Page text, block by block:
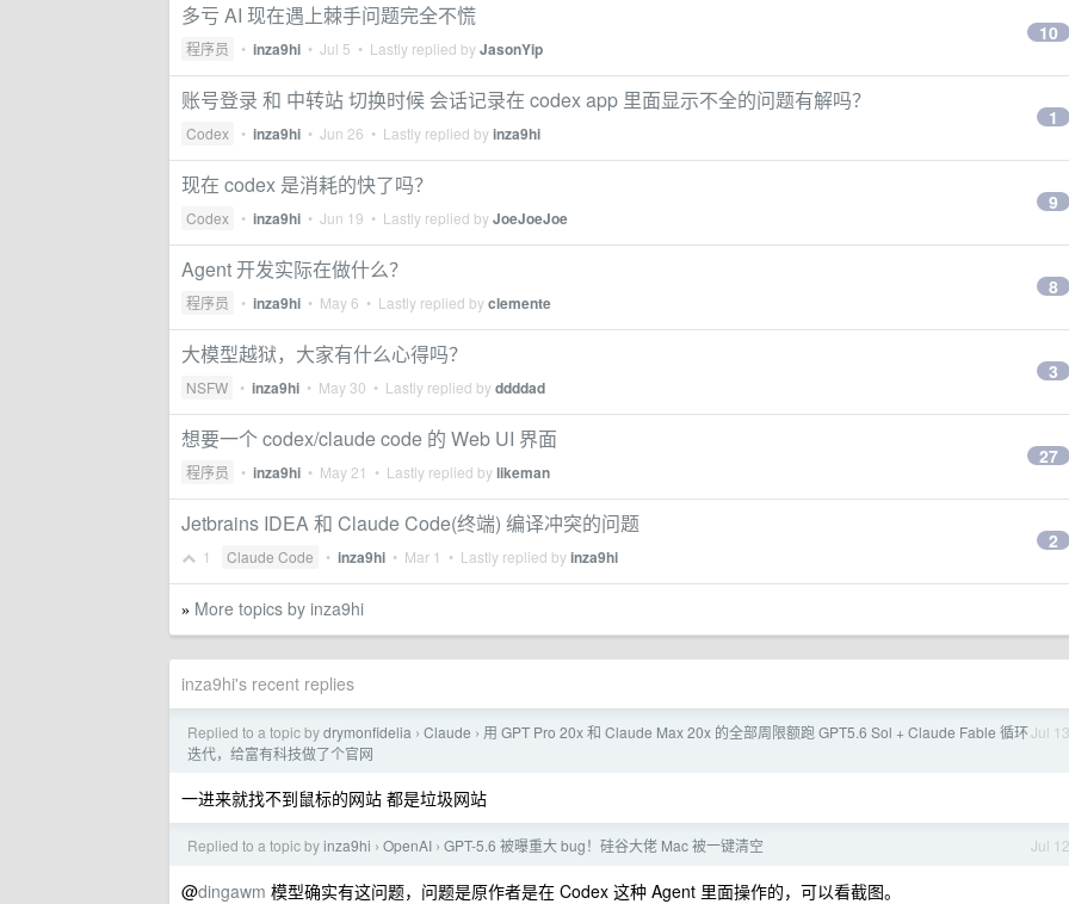
多亏 AI 现在遇上棘手问题完全不慌
程序员 • inza9hi • Jul 5 • Lastly replied byJasonYip
10
账号登录 和 中转站 切换时候 会话记录在 codex app 里面显示不全的问题有解吗？
Codex • inza9hi • Jun 26 • Lastly replied byinza9hi
1
现在 codex 是消耗的快了吗？
Codex • inza9hi • Jun 19 • Lastly replied byJoeJoeJoe
9
Agent 开发实际在做什么？
程序员 • inza9hi • May 6 • Lastly replied byclemente
8
大模型越狱，大家有什么心得吗？
NSFW • inza9hi • May 30 • Lastly replied byddddad
3
想要一个 codex/claude code 的 Web UI 界面
程序员 • inza9hi • May 21 • Lastly replied bylikeman
27
Jetbrains IDEA 和 Claude Code(终端) 编译冲突的问题
1 Claude Code • inza9hi • Mar 1 • Lastly replied byinza9hi
2
» More topics by inza9hi
inza9hi's recent replies
Jul 13
Replied to a topic bydrymonfidelia › Claude › 用 GPT Pro 20x 和 Claude Max 20x 的全部周限额跑 GPT5.6 Sol + Claude Fable 循环
迭代，给富有科技做了个官网
一进来就找不到鼠标的网站 都是垃圾网站
Jul 12
Replied to a topic byinza9hi › OpenAI › GPT-5.6 被曝重大 bug！硅谷大佬 Mac 被一键清空
@dingawm 模型确实有这问题，问题是原作者是在 Codex 这种 Agent 里面操作的，可以看截图。